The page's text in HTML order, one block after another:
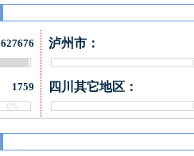
627676 泸州市：
1759
0%
四川其它地区：